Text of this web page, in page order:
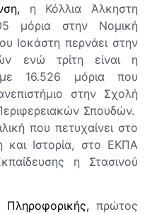
η Κόλλια Άλκηστη
μόρια στην Νομική
Ιοκάστη περνάει στην
ενώ τρίτη είναι η
16.526 μόρια που
στην Σχολή
Σπουδών.
που πετυχαίνει στο
και Ιστορία, στο ΕΚΠΑ
η Στασινού
Πληροφορικής,πρώτος